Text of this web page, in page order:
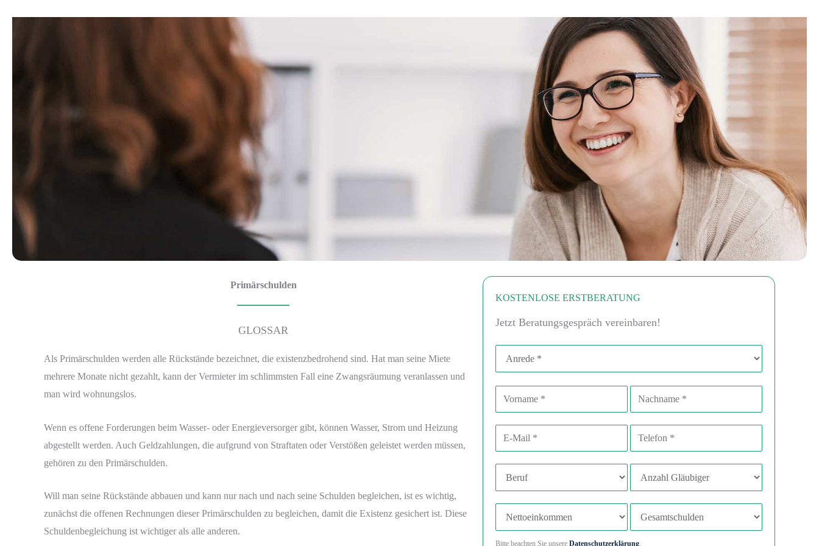
Primärschulden
GLOSSAR
Als Primärschulden werden alle Rückstände bezeichnet, die existenzbedrohend sind. Hat man seine Miete
mehrere Monate nicht gezahlt, kann der Vermieter im schlimmsten Fall eine Zwangsräumung veranlassen und
man wird wohnungslos.
Wenn es offene Forderungen beim Wasser- oder Energieversorger gibt, können Wasser, Strom und Heizung
abgestellt werden. Auch Geldzahlungen, die aufgrund von Straftaten oder Verstößen geleistet werden müssen,
gehören zu den Primärschulden.
Will man seine Rückstände abbauen und kann nur nach und nach seine Schulden begleichen, ist es wichtig,
zunächst die offenen Rechnungen dieser Primärschulden zu begleichen, damit die Existenz gesichert ist. Diese
Schuldenbegleichung ist wichtiger als alle anderen.
KOSTENLOSE ERSTBERATUNG
Jetzt Beratungsgespräch vereinbaren!
Anrede
B
t
a
s
Vorname Nachname
E-Mail-Adresse Telefonnummer
Beruf Anzahl Gläubiger
Nettoeinkommen Gesamtschulden
Bitte beachten Sie unsere Datenschutzerklärung.